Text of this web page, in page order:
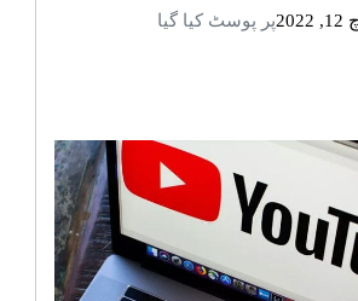
الاقوامی
خبریں
انٹرٹینمنٹ
پر پوسٹ کیا گیا